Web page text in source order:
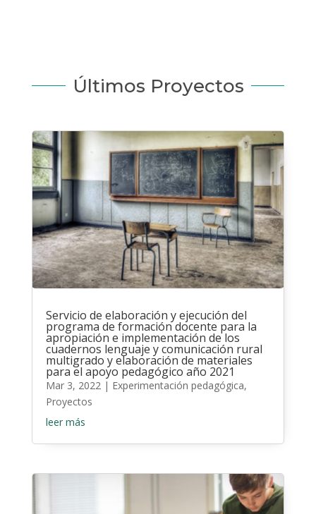
Últimos Proyectos
Servicio de elaboración y ejecución del
programa de formación docente para la
apropiación e implementación de los
cuadernos lenguaje y comunicación rural
multigrado y elaboración de materiales
para el apoyo pedagógico año 2021
Mar 3, 2022| Experimentación pedagógica,
Proyectos
leer más